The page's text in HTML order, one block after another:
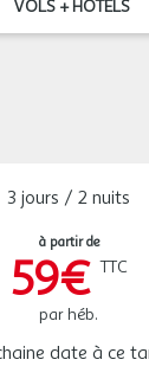
VOLS + HOTELS
3 jours / 2 nuits
à partir de
59€TTC
par héb.
date à ce